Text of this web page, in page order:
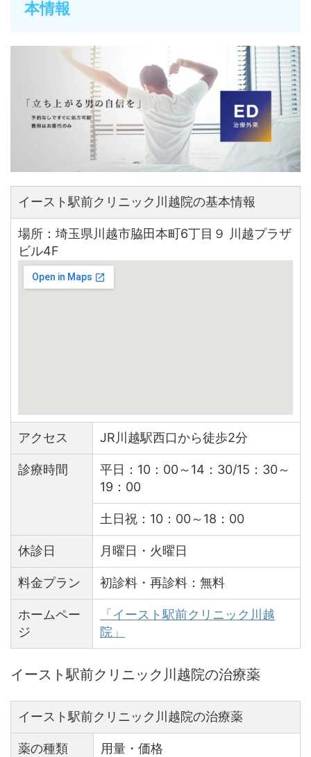
本情報
イースト駅前クリニック川越院の基本情報
場所：埼玉県川越市脇田本町6丁目９ 川越プラザ
ビル4F
アクセス JR川越駅西口から徒歩2分
診療時間
平日：10：00～14：30/15：30～
19：00
土日祝：10：00～18：00
休診日 月曜日・火曜日
料金プラン 初診料・再診料：無料
ホームペー
ジ
「イースト駅前クリニック川越
院」
イースト駅前クリニック川越院の治療薬
イースト駅前クリニック川越院の治療薬
薬の種類 用量・価格